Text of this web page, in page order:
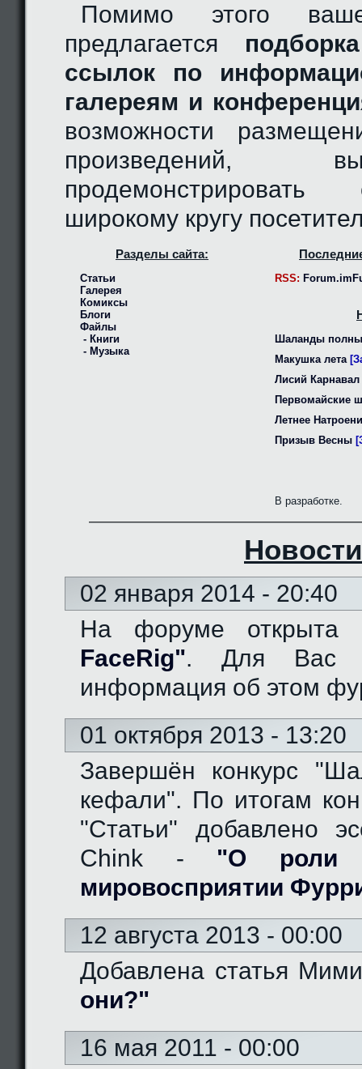
Помимо этого
предлагается
ссылок по
галереям и
возможности
произведений,
широкому кругу
Разделы сайта:
Статьи
Галерея
Комиксы
Блоги
Файлы
- Книги
- Музыка
RSS:
Шаланды
Макушка лета
Лисий Карнавал
Первомайские
Летнее
Призыв Весны
В разработке.
02 января 2014 - 20:40
На форуме
FaceRig". Для Вас
информация об этом
01 октября 2013 - 13:20
Завершён конкурс
кефали". По итогам
"Статьи" добавлено
Chink - "О роли
мировосприятии
12 августа 2013 - 00:00
Добавлена статья
они?"
16 мая 2011 - 00:00